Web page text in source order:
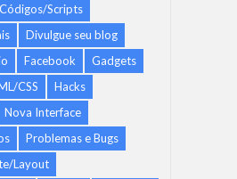
Códigos/Scripts
Divulgue seu blog
Facebook
Gadgets
CSS
Hacks
Nova Interface
Problemas e Bugs
Layout